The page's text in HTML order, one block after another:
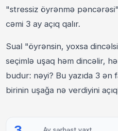
"stressiz öyrənmə
cəmi 3 ay açıq qalır.
Sual "öyrənsin, yoxsa
seçimlə uşaq həm dincəlir,
budur: nəyi? Bu yazıda 3 ən
birinin uşağa nə verdiyini